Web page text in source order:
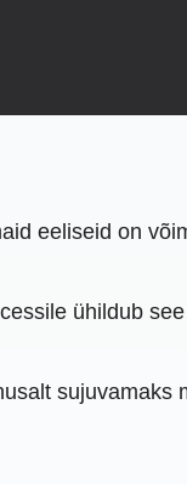
eeliseid on
ühildub
sujuvamaks